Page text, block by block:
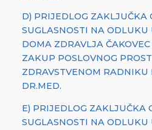
D) PRIJEDLOG ZAKLJUČKA
SUGLASNOSTI NA ODLUKU
DOMA ZDRAVLJA
ZAKUP POSLOVNOG
ZDRAVSTVENOM RADNIKU
DR.MED.
E) PRIJEDLOG ZAKLJUČKA
SUGLASNOSTI NA ODLUKU